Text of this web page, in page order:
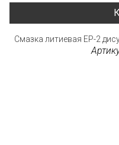
Смазка литиевая EP-2